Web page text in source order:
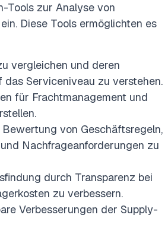
Tools zur Analyse von
Diese Tools ermöglichten es
vergleichen und deren
Serviceniveau zu verstehen.
für Frachtmanagement und
von Geschäftsregeln,
Nachfrageanforderungen zu
durch Transparenz bei
zu verbessern.
Verbesserungen der Supply-